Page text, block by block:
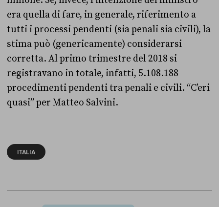
era quella di fare, in generale, riferimento a
tutti i processi pendenti (sia penali sia civili), la
stima può (genericamente) considerarsi
corretta. Al primo trimestre del 2018 si
registravano in totale, infatti, 5.108.188
procedimenti pendenti tra penali e civili. “C’eri
quasi” per Matteo Salvini.
ITALIA